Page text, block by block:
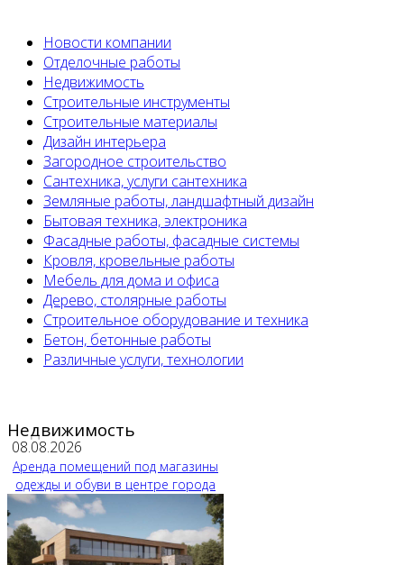
Новости компании
Отделочные работы
Недвижимость
Строительные инструменты
Строительные материалы
Дизайн интерьера
Загородное строительство
Сантехника, услуги сантехника
Земляные работы, ландшафтный дизайн
Бытовая техника, электроника
Фасадные работы, фасадные системы
Кровля, кровельные работы
Мебель для дома и офиса
Дерево, столярные работы
Строительное оборудование и техника
Бетон, бетонные работы
Различные услуги, технологии
Недвижимость
08.08.2026
Аренда помещений под магазины
одежды и обуви в центре города